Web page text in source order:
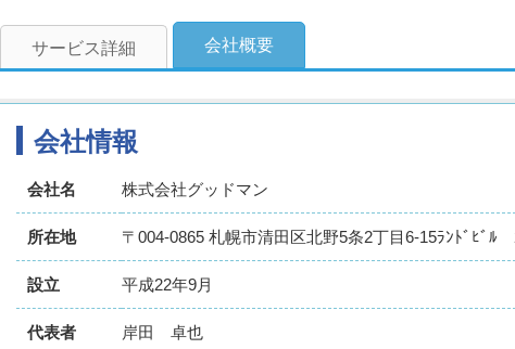
サービス詳細 会社概要
会社情報
会社名 株式会社グッドマン
所在地 〒004-0865 札幌市清田区北野5条2丁目6-15ﾗﾝﾄﾞﾋﾞﾙ
設立 平成22年9月
代表者 岸田 卓也